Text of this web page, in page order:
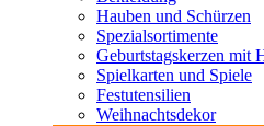
Hauben und Schürzen
Spezialsortimente
Geburtstagskerzen mit
Spielkarten und Spiele
Festutensilien
Weihnachtsdekor